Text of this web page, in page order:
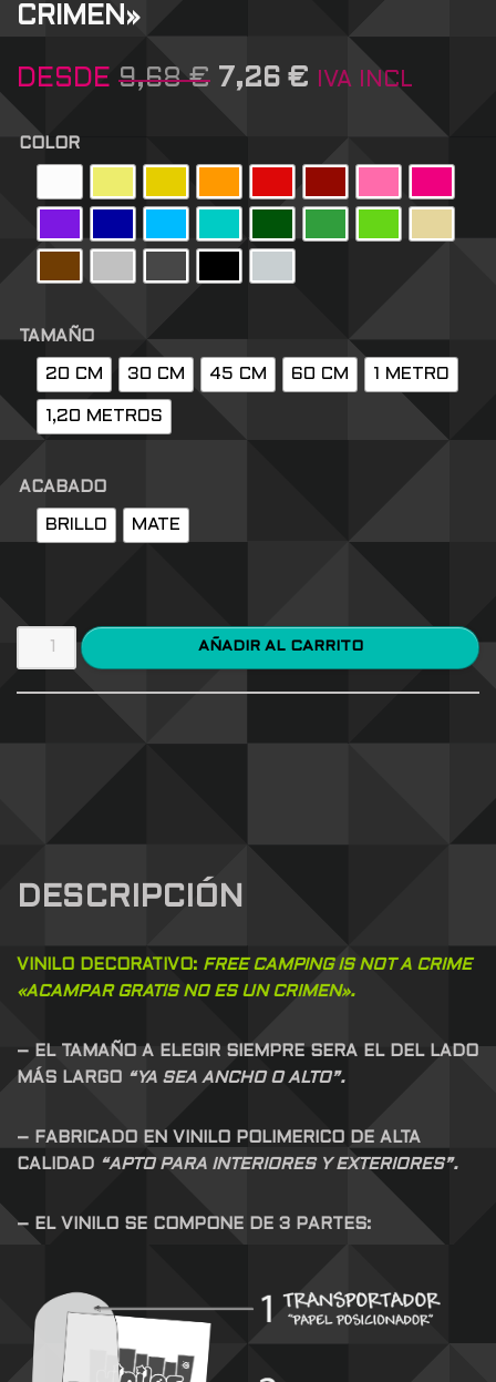
CRIMEN»
DESDE 9,68€ 7,26 € IVA INCL
COLOR
TAMAÑO
20 CM 30 CM 45 CM 60 CM 1 METRO
1,20 METROS
ACABADO
BRILLO MATE
AÑADIR AL CARRITO
DESCRIPCIÓN
VINILO DECORATIVO: FREE CAMPING IS NOT A CRIME
«ACAMPAR GRATIS NO ES UN CRIMEN».
– EL TAMAÑO A ELEGIR SIEMPRE SERA EL DEL LADO
MÁS LARGO
“YA SEA ANCHO O ALTO”.
– FABRICADO EN VINILO POLIMERICO DE ALTA
CALIDAD “APTO PARA INTERIORES Y EXTERIORES”.
– EL VINILO SE COMPONE DE 3 PARTES: